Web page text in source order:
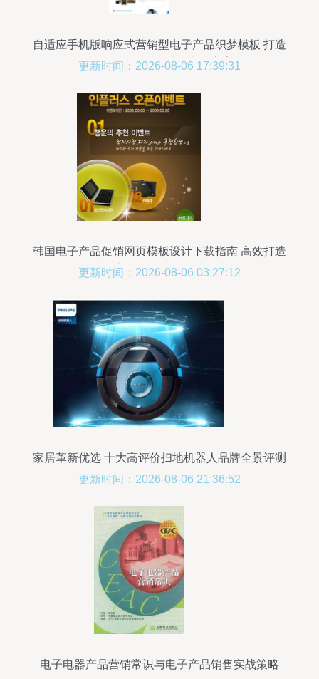
自适应手机版响应式营销型电子产品织梦模板 打造
高效数码销售网站的必选方案
更新时间：2026-08-06 17:39:31
韩国电子产品促销网页模板设计下载指南 高效打造
电子产品销售网站
更新时间：2026-08-06 03:27:12
家居革新优选 十大高评价扫地机器人品牌全景评测
更新时间：2026-08-06 21:36:52
电子电器产品营销常识与电子产品销售实战策略